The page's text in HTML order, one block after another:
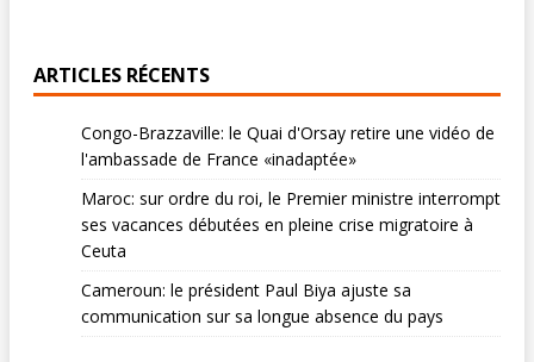
ARTICLES RÉCENTS
Congo-Brazzaville: le Quai d'Orsay retire une vidéo de
l'ambassade de France «inadaptée»
Maroc: sur ordre du roi, le Premier ministre interrompt
ses vacances débutées en pleine crise migratoire à
Ceuta
Cameroun: le président Paul Biya ajuste sa
communication sur sa longue absence du pays